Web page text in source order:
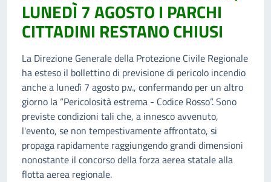
LUNEDÌ 7 AGOSTO I PARCHI
CITTADINI RESTANO CHIUSI
La Direzione Generale della Protezione Civile Regionale
ha esteso il bollettino di previsione di pericolo incendio
anche a lunedì 7 agosto p.v., confermando per un altro
giorno la “Pericolosità estrema - Codice Rosso”. Sono
previste condizioni tali che, a innesco avvenuto,
l'evento, se non tempestivamente affrontato, si
propaga rapidamente raggiungendo grandi dimensioni
nonostante il concorso della forza aerea statale alla
flotta aerea regionale.